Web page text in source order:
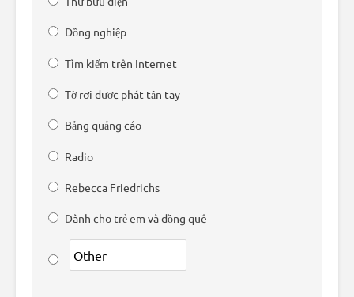
Đồng nghiệp
Tìm kiếm trên Internet
Tờ rơi được phát tận tay
Bảng quảng cáo
Radio
Rebecca Friedrichs
Dành cho trẻ em và đồng quê